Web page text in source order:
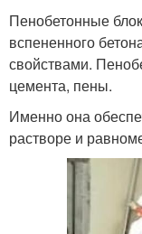
Пенобетонные
вспененного
свойствами.
цемента, пены.
Именно она
растворе и